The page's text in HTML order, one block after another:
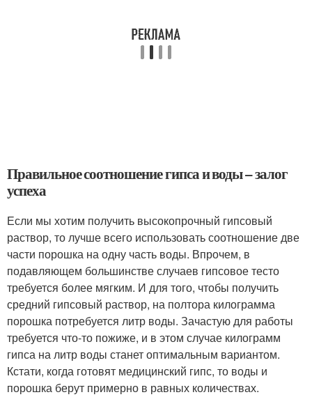
Правильное соотношение гипса и воды – залог
успеха
Если мы хотим получить высокопрочный гипсовый
раствор, то лучше всего использовать соотношение две
части порошка на одну часть воды. Впрочем, в
подавляющем большинстве случаев гипсовое тесто
требуется более мягким. И для того, чтобы получить
средний гипсовый раствор, на полтора килограмма
порошка потребуется литр воды. Зачастую для работы
требуется что-то пожиже, и в этом случае килограмм
гипса на литр воды станет оптимальным вариантом.
Кстати, когда готовят медицинский гипс, то воды и
порошка берут примерно в равных количествах.